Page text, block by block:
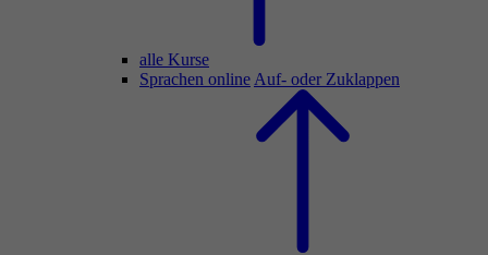
alle Kurse
Sprachen online Auf- oder Zuklappen